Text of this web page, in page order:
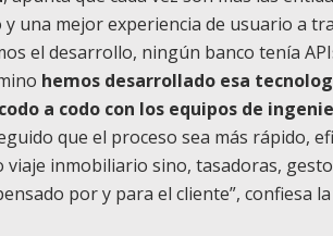
una mejor experiencia de usuario a
el desarrollo, ningún banco tenía
hemos desarrollado esa
a codo con los equipos de
que el proceso sea más rápido,
inmobiliario sino, tasadoras,
por y para el cliente”, confiesa